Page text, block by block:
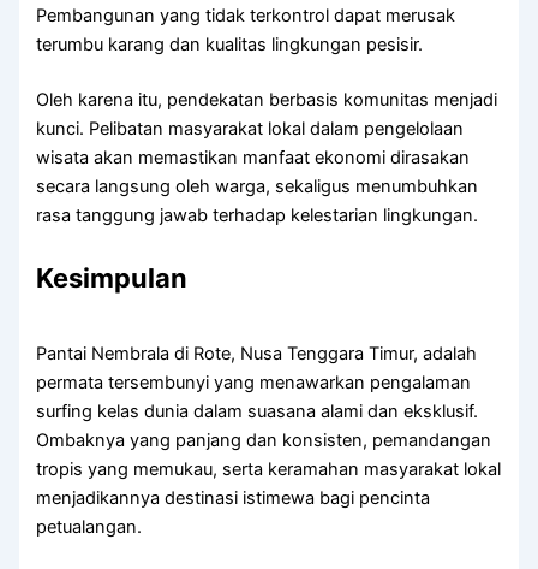
Pembangunan yang tidak terkontrol dapat merusak
terumbu karang dan kualitas lingkungan pesisir.
Oleh karena itu, pendekatan berbasis komunitas menjadi
kunci. Pelibatan masyarakat lokal dalam pengelolaan
wisata akan memastikan manfaat ekonomi dirasakan
secara langsung oleh warga, sekaligus menumbuhkan
rasa tanggung jawab terhadap kelestarian lingkungan.
Kesimpulan
Pantai Nembrala di Rote, Nusa Tenggara Timur, adalah
permata tersembunyi yang menawarkan pengalaman
surfing kelas dunia dalam suasana alami dan eksklusif.
Ombaknya yang panjang dan konsisten, pemandangan
tropis yang memukau, serta keramahan masyarakat lokal
menjadikannya destinasi istimewa bagi pencinta
petualangan.